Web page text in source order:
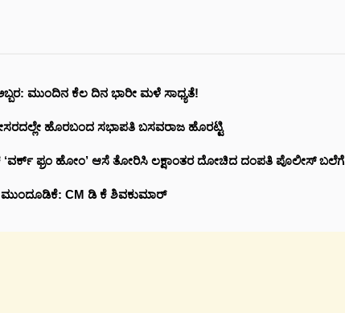
ಮುಂದಿನ ಕೆಲ ದಿನ ಭಾರೀ ಮಳೆ ಸಾಧ್ಯತೆ!
ಹೊರಬಂದ ಸಭಾಪತಿ ಬಸವರಾಜ ಹೊರಟ್ಟಿ
‘ವರ್ಕ್ ಫ್ರಂ ಹೋಂ’ ಆಸೆ ತೋರಿಸಿ ಲಕ್ಷಾಂತರ ದೋಚಿದ ದಂಪತಿ ಪೊಲೀಸ್ ಬಲೆಗೆ
ಮುಂದೂಡಿಕೆ: CM ಡಿ ಕೆ ಶಿವಕುಮಾರ್